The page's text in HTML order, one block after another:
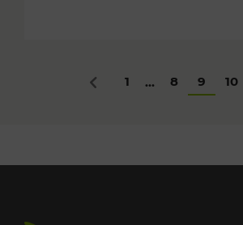
Zurück
1 ... 8 9 10